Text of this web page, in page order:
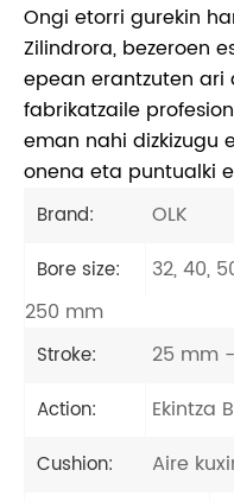
Ongi etorri gurekin
Zilindrora, bezeroen
epean erantzuten ari
fabrikatzaile
eman nahi dizkizugu
onena eta puntualki
Brand: OLK
Bore size:
32, 40,
250 mm
Stroke: 25 mm
Action: Ekintza
Cushion: Aire